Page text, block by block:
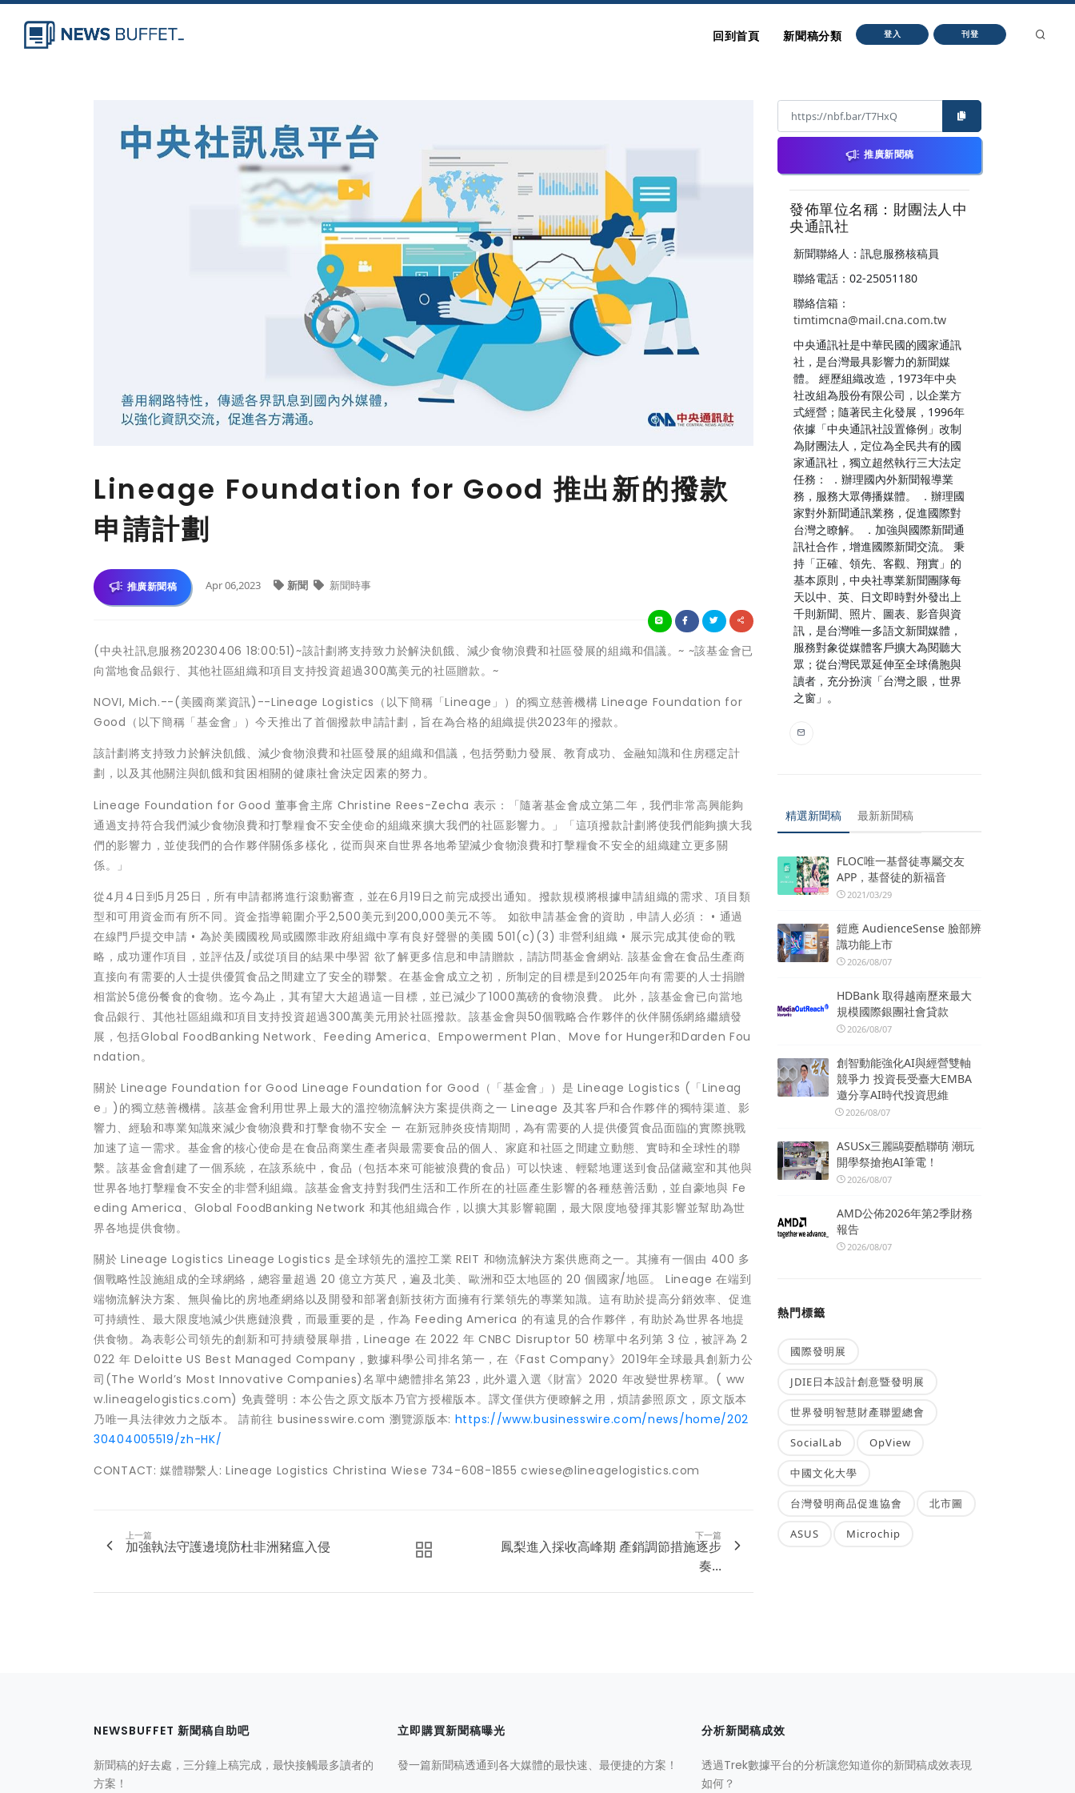
回到首頁 新聞稿分類 登入 刊登
Lineage Foundation for Good 推出新的撥款
申請計劃
推廣新聞稿 Apr 06,2023 新聞 新聞時事
(中央社訊息服務20230406 18:00:51)~該計劃將支持致力於解決飢餓、減少食物浪費和社區發展的組織和倡議。~ ~該基金會已
向當地食品銀行、其他社區組織和項目支持投資超過300萬美元的社區贈款。~
NOVI, Mich.--(美國商業資訊)--Lineage Logistics（以下簡稱「Lineage」）的獨立慈善機構 Lineage Foundation for
Good（以下簡稱「基金會」）今天推出了首個撥款申請計劃，旨在為合格的組織提供2023年的撥款。
該計劃將支持致力於解決飢餓、減少食物浪費和社區發展的組織和倡議，包括勞動力發展、教育成功、金融知識和住房穩定計
劃，以及其他關注與飢餓和貧困相關的健康社會決定因素的努力。
Lineage Foundation for Good 董事會主席 Christine Rees-Zecha 表示：「隨著基金會成立第二年，我們非常高興能夠
通過支持符合我們減少食物浪費和打擊糧食不安全使命的組織來擴大我們的社區影響力。」「這項撥款計劃將使我們能夠擴大我
們的影響力，並使我們的合作夥伴關係多樣化，從而與來自世界各地希望減少食物浪費和打擊糧食不安全的組織建立更多關
係。」
從4月4日到5月25日，所有申請都將進行滾動審查，並在6月19日之前完成授出通知。撥款規模將根據申請組織的需求、項目類
型和可用資金而有所不同。資金指導範圍介乎2,500美元到200,000美元不等。 如欲申請基金會的資助，申請人必須： • 通過
在線門戶提交申請 • 為於美國國稅局或國際非政府組織中享有良好聲譽的美國 501(c)(3) 非營利組織 • 展示完成其使命的戰
略，成功運作項目，並評估及/或從項目的結果中學習 欲了解更多信息和申請贈款，請訪問基金會網站. 該基金會在食品生產商
直接向有需要的人士提供優質食品之間建立了安全的聯繫。在基金會成立之初，所制定的目標是到2025年向有需要的人士捐贈
相當於5億份餐食的食物。迄今為止，其有望大大超過這一目標，並已減少了1000萬磅的食物浪費。 此外，該基金會已向當地
食品銀行、其他社區組織和項目支持投資超過300萬美元用於社區撥款。該基金會與50個戰略合作夥伴的伙伴關係網絡繼續發
展，包括Global FoodBanking Network、Feeding America、Empowerment Plan、Move for Hunger和Darden Fou
ndation。
關於 Lineage Foundation for Good Lineage Foundation for Good（「基金會」）是 Lineage Logistics (「Lineag
e」)的獨立慈善機構。該基金會利用世界上最大的溫控物流解決方案提供商之一 Lineage 及其客戶和合作夥伴的獨特渠道、影
響力、經驗和專業知識來減少食物浪費和打擊食物不安全 — 在新冠肺炎疫情期間，為有需要的人提供優質食品面臨的實際挑戰
加速了這一需求。基金會的核心使命是在食品商業生產者與最需要食品的個人、家庭和社區之間建立動態、實時和全球性的聯
繫。該基金會創建了一個系統，在該系統中，食品（包括本來可能被浪費的食品）可以快速、輕鬆地運送到食品儲藏室和其他與
世界各地打擊糧食不安全的非營利組織。該基金會支持對我們生活和工作所在的社區產生影響的各種慈善活動，並自豪地與 Fe
eding America、Global FoodBanking Network 和其他組織合作，以擴大其影響範圍，最大限度地發揮其影響並幫助為世
界各地提供食物。
關於 Lineage Logistics Lineage Logistics 是全球領先的溫控工業 REIT 和物流解決方案供應商之一。其擁有一個由 400 多
個戰略性設施組成的全球網絡，總容量超過 20 億立方英尺，遍及北美、歐洲和亞太地區的 20 個國家/地區。 Lineage 在端到
端物流解決方案、無與倫比的房地產網絡以及開發和部署創新技術方面擁有行業領先的專業知識。這有助於提高分銷效率、促進
可持續性、最大限度地減少供應鏈浪費，而最重要的是，作為 Feeding America 的有遠見的合作夥伴，有助於為世界各地提
供食物。為表彰公司領先的創新和可持續發展舉措，Lineage 在 2022 年 CNBC Disruptor 50 榜單中名列第 3 位，被評為 2
022 年 Deloitte US Best Managed Company，數據科學公司排名第一，在《Fast Company》2019年全球最具創新力公
司(The World’s Most Innovative Companies)名單中總體排名第23，此外還入選《財富》2020 年改變世界榜單。( ww
w.lineagelogistics.com) 免責聲明：本公告之原文版本乃官方授權版本。譯文僅供方便瞭解之用，煩請參照原文，原文版本
乃唯一具法律效力之版本。 請前往 businesswire.com 瀏覽源版本: https://www.businesswire.com/news/home/202
30404005519/zh-HK/
CONTACT: 媒體聯繫人: Lineage Logistics Christina Wiese 734-608-1855 cwiese@lineagelogistics.com
上一篇
加強執法守護邊境防杜非洲豬瘟入侵
下一篇
鳳梨進入採收高峰期 產銷調節措施逐步
奏...
推廣新聞稿
發佈單位名稱：財團法人中
央通訊社
新聞聯絡人：訊息服務核稿員
聯絡電話：02-25051180
聯絡信箱：
timtimcna@mail.cna.com.tw
中央通訊社是中華民國的國家通訊
社，是台灣最具影響力的新聞媒
體。 經歷組織改造，1973年中央
社改組為股份有限公司，以企業方
式經營；隨著民主化發展，1996年
依據「中央通訊社設置條例」改制
為財團法人，定位為全民共有的國
家通訊社，獨立超然執行三大法定
任務： ．辦理國內外新聞報導業
務，服務大眾傳播媒體。 ．辦理國
家對外新聞通訊業務，促進國際對
台灣之瞭解。 ．加強與國際新聞通
訊社合作，增進國際新聞交流。 秉
持「正確、領先、客觀、翔實」的
基本原則，中央社專業新聞團隊每
天以中、英、日文即時對外發出上
千則新聞、照片、圖表、影音與資
訊，是台灣唯一多語文新聞媒體，
服務對象從媒體客戶擴大為閱聽大
眾；從台灣民眾延伸至全球僑胞與
讀者，充分扮演「台灣之眼，世界
之窗」。
精選新聞稿 最新新聞稿
FLOC唯一基督徒專屬交友
APP，基督徒的新福音
2021/03/29
鎧應 AudienceSense 臉部辨
識功能上市
2026/08/07
HDBank 取得越南歷來最大
規模國際銀團社會貸款
2026/08/07
創智動能強化AI與經營雙軸
競爭力 投資長受臺大EMBA
邀分享AI時代投資思維
2026/08/07
ASUSx三麗鷗耍酷聯萌 潮玩
開學祭搶抱AI筆電！
2026/08/07
AMD公佈2026年第2季財務
報告
2026/08/07
熱門標籤
國際發明展
JDIE日本設計創意暨發明展
世界發明智慧財產聯盟總會
SocialLab OpView
中國文化大學
台灣發明商品促進協會 北市圖
ASUS Microchip
NEWSBUFFET 新聞稿自助吧
新聞稿的好去處，三分鐘上稿完成，最快接觸最多讀者的
方案！
立即購買新聞稿曝光
發一篇新聞稿透通到各大媒體的最快速、最便捷的方案！
分析新聞稿成效
透過Trek數據平台的分析讓您知道你的新聞稿成效表現
如何？